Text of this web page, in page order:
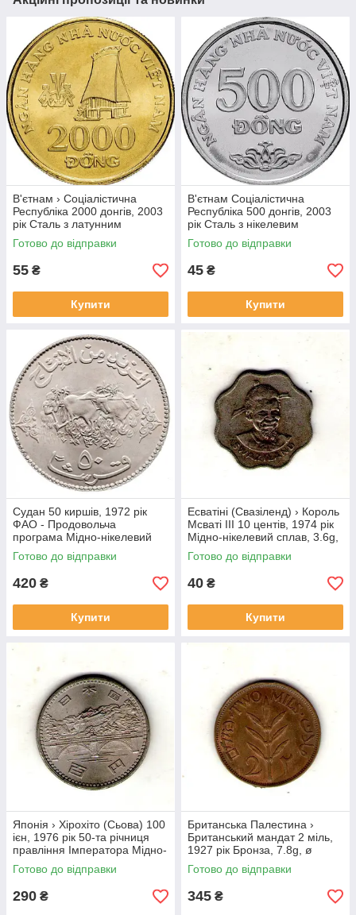
В'єтнам › Соціалістична
Республіка 2000 донгів, 2003
рік Сталь з латунним
покриттям, 5g, ø 23.92mm
№1902
Готово до відправки
55 ₴
Купити
В'єтнам Соціалістична
Республіка 500 донгів, 2003
рік Сталь з нікелевим
покриттям, 4.5g, ø 21.86mm
№1907
Готово до відправки
45 ₴
Купити
Судан 50 киршів, 1972 рік
ФАО - Продовольча
програма Мідно-нікелевий
сплав, 22.63g, ø 40mm
№4143
Готово до відправки
420 ₴
Купити
Есватіні (Свазіленд) › Король
Мсваті III 10 центів, 1974 рік
Мідно-нікелевий сплав, 3.6g,
ø 22mm №1814
Готово до відправки
40 ₴
Купити
Японія › Хірохіто (Сьова) 100
ієн, 1976 рік 50-та річниця
правління Імператора Мідно-
нікелевий сплав, 12g, ø
30mm №3974
Готово до відправки
290 ₴
Британська Палестина ›
Британський мандат 2 міль,
1927 рік Бронза, 7.8g, ø
28mm №1852
Готово до відправки
345 ₴